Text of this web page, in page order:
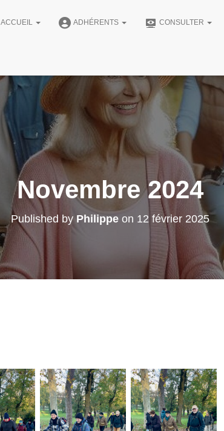
ACCUEIL ADHÉRENTS CONSULTER
Novembre 2024
Published by Philippe on 12 février 2025